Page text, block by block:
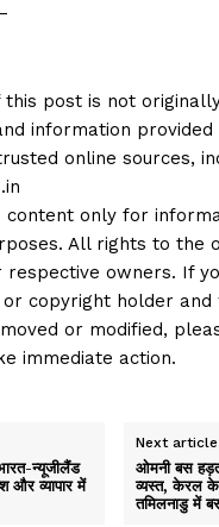
this post is not
information
online sources,
content only for
All rights to the
respective owners. If
copyright holder and
or modified,
immediate action.
न्यूजीलैंड
और व्यापार में
Next article
ओमनी बस
व्यस्त, केरल
तमिलनाडु में